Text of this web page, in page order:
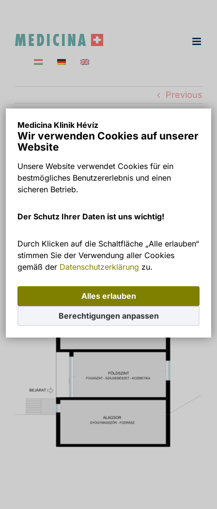
Medicina Klinik Hévíz
Wir verwenden Cookies auf unserer
Website
Unsere Website verwendet Cookies für ein
bestmögliches Benutzererlebnis und einen
sicheren Betrieb.
Der Schutz Ihrer Daten ist uns wichtig!
Durch Klicken auf die Schaltfläche „Alle erlauben“
stimmen Sie der Verwendung aller Cookies
gemäß der Datenschutzerklärung zu.
Alles erlauben
Berechtigungen anpassen
Previous
Medicina Klinika Hévíz
Ady utca 5 – Épület
metszet – tetőtér